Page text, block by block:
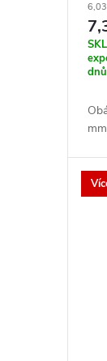
ů
k
dnů